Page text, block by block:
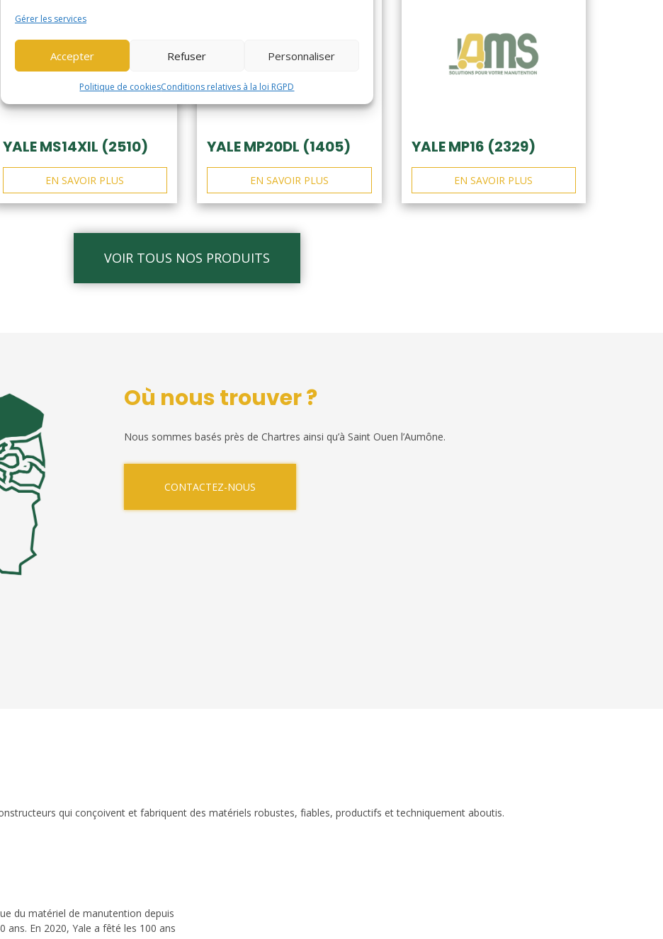
Gérer les services
Accepter Refuser Personnaliser
Politique de cookiesConditions relatives à la loi RGPD
YALE MS14XIL (2510)
EN SAVOIR PLUS
YALE MP20DL (1405)
EN SAVOIR PLUS
YALE MP16 (2329)
EN SAVOIR PLUS
VOIR TOUS NOS PRODUITS
Où nous trouver ?
Nous sommes basés près de Chartres ainsi qu’à Saint Ouen l’Aumône.
CONTACTEZ-NOUS
qui conçoivent et fabriquent des matériels robustes, fiables, productifs et techniquement aboutis.
du matériel de manutention depuis
ans. En 2020, Yale a fêté les 100 ans